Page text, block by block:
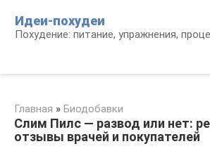
контенту
Идеи-похудеи
Похудение: питание, упражнения,
Главная » Биодобавки
Слим Пилс — развод или нет:
отзывы врачей и покупателей